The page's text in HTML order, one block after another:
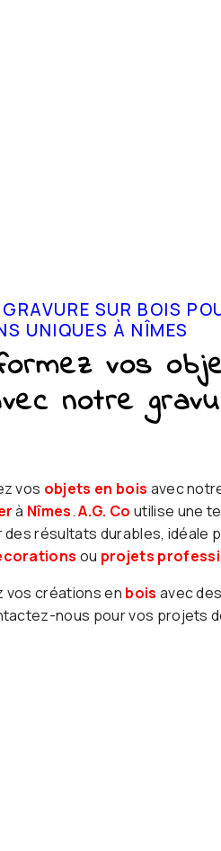
SUR BOIS
UNIQUES À NÎMES
vos
notre
vos objets en bois avec
à Nîmes.A.G. Co utilise une
résultats durables, idéale
ou projets
vos créations en bois avec des
nous pour vos projets